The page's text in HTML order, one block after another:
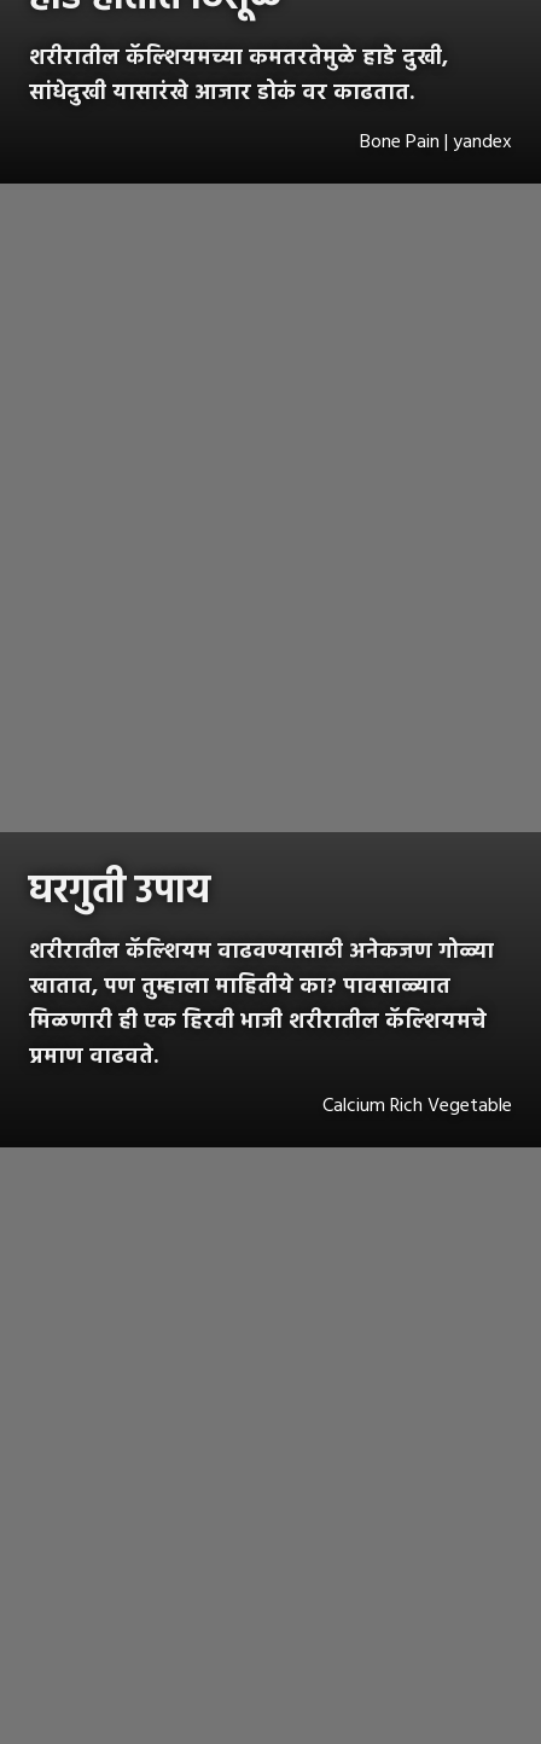
शरीरातील कॅल्शियमच्या कमतरतेमुळे हाडे दुखी,
सांधेदुखी यासारंखे आजार डोकं वर काढतात.
Bone Pain | yandex
घरगुती उपाय
शरीरातील कॅल्शियम वाढवण्यासाठी अनेकजण गोळ्या
खातात, पण तुम्हाला माहितीये का? पावसाळ्यात
मिळणारी ही एक हिरवी भाजी शरीरातील कॅल्शियमचे
प्रमाण वाढवते.
Calcium Rich Vegetable